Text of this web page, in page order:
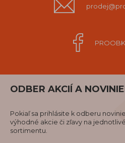
ODBER AKCIÍ A
Pokiaľ sa prihlásite k odberu
výhodné akcie či zľavy na
sortimentu.